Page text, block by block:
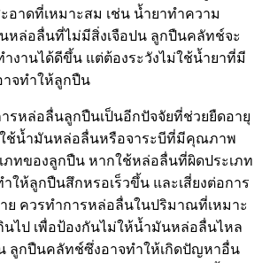
อาดที่เหมาะสม เช่น น้ำยาทำความ
หล่อลื่นที่ไม่มีสิ่งเจือปน ลูกปืนคลัทช์จะ
งานได้ดีขึ้น แต่ต้องระวังไม่ใช้น้ำยาที่มี
าจทำให้ลูกปืน
ารหล่อลื่นลูกปืนเป็นอีกปัจจัยที่ช่วยยืดอายุ
ใช้น้ำมันหล่อลื่นหรือจาระบีที่มีคุณภาพ
ภทของลูกปืน หากใช้หล่อลื่นที่ผิดประเภท
ห้ลูกปืนสึกหรอเร็วขึ้น และเสี่ยงต่อการ
าย ควรทำการหล่อลื่นในปริมาณที่เหมาะ
นไป เพื่อป้องกันไม่ให้น้ำมันหล่อลื่นไหล
ลูกปืนคลัทช์ซึ่งอาจทำให้เกิดปัญหาอื่น